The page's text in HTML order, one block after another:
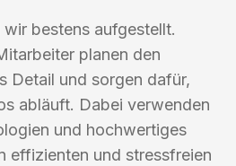
bestens aufgestellt.
planen den
Detail und sorgen dafür,
abläuft. Dabei verwenden
und hochwertiges
effizienten und stressfreien